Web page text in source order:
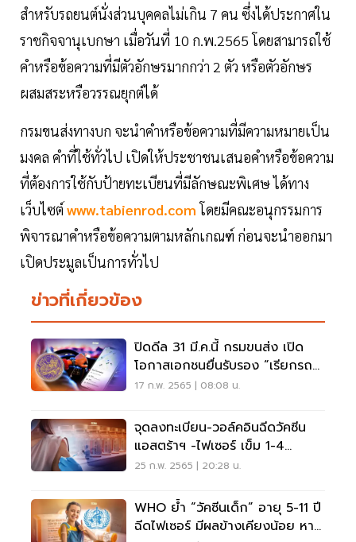
สำหรับรถยนต์นั่งส่วนบุคคลไม่เกิน 7 คน ซึ่งได้ประกาศใน
ราชกิจจานุเบกษา เมื่อวันที่ 10 ก.พ.2565 โดยสามารถใช้
คำหรือข้อความที่มีตัวอักษรมากกว่า 2 ตัว หรือตัวอักษร
ผสมสระหรือวรรณยุกต์ได้
กรมขนส่งทางบก จะนำคำหรือข้อความที่มีความหมายเป็น
มงคล คำที่ใช้ทั่วไป เปิดให้ประชาชนเสนอคำหรือข้อความ
ที่ต้องการใช้กับป้ายทะเบียนที่มีลักษณะพิเศษ ได้ทาง
เว็บไซต์ www.tabienrod.comโดยมีคณะอนุกรรมการ
พิจารณาคำหรือข้อความตามหลักเกณฑ์ ก่อนจะนำออกมา
เปิดประมูลเป็นการทั่วไป
ข่าวที่เกี่ยวข้อง
ปิดดีล 31 มี.ค.นี้ กรมขนส่ง เปิด
โอกาสเอกชนยื่นรับรอง “เรียกรถ
รับจ้งผ่านแอป”
17 ก.พ. 2565 | 08:08 น.
จุดลงทะเบียน-วอล์คอินฉีดวัคซีน
แอสตร้าฯ -ไฟเซอร์ เข็ม 1-4
อัพเดทล่าสุด
25 ก.พ. 2565 | 20:28 น.
WHO ย้ำ “วัคซีนเด็ก” อายุ 5-11 ปี
ฉีดไฟเซอร์ มีผลข้างเคียงน้อย หาย